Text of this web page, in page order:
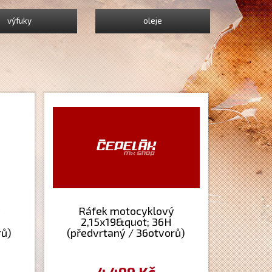
výfuky oleje
-
Ráfek motocyklový
2,15x19&quot; 36H
(předvrtaný / 36otvorů)
Excel Takasago - stříbrný -
KX+KXF + Suzuki RM+RMZ +